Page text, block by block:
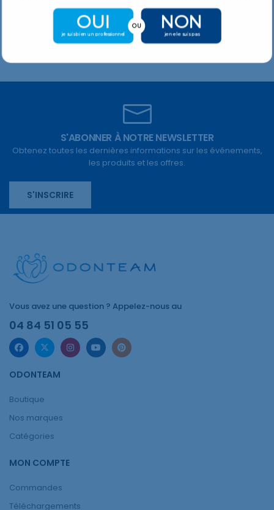
S'ABONNER À NOTRE NEWSLETTER
Obtenez toutes les dernières informations sur les événements,
les produits et les offres.
S'INSCRIRE
Vous avez une question ? Appelez-nous au
04 84 51 05 55
ODONTEAM
Boutique
Nos marques
Catégories
MON COMPTE
Commandes
Téléchargements
OUI
je suis bien un professionnel
NON
je ne le suis pas
OU